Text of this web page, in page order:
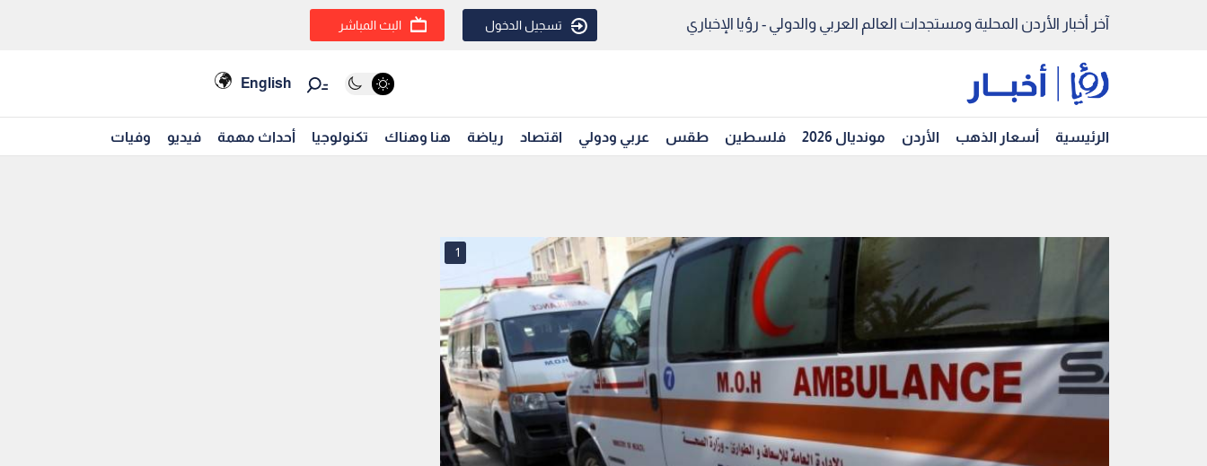
آخر أخبار الأردن المحلية ومستجدات العالم العربي والدولي - رؤيا الإخباري تسجيل الدخول البث المباشر
English
الرئيسية أسعار الذهب الأردن مونديال 2026 فلسطين طقس عربي ودولي اقتصاد رياضة هنا وهناك تكنولوجيا أحداث مهمة فيديو وفيات
1